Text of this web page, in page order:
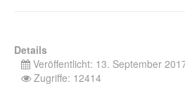
Details
Veröffentlicht: 13. September
Zugriffe: 12414